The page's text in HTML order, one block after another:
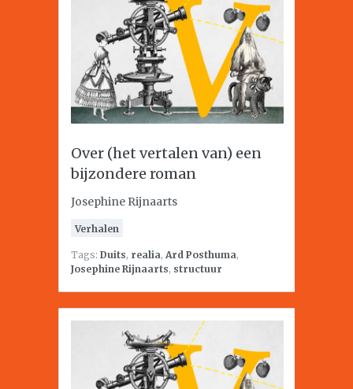
Over (het vertalen van) een
bijzondere roman
Josephine Rijnaarts
Verhalen
Tags: Duits, realia, Ard Posthuma,
Josephine Rijnaarts, structuur